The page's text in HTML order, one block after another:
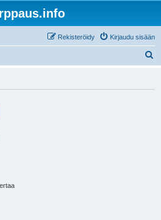
Kirjaudu sisään
Rekisteröidy